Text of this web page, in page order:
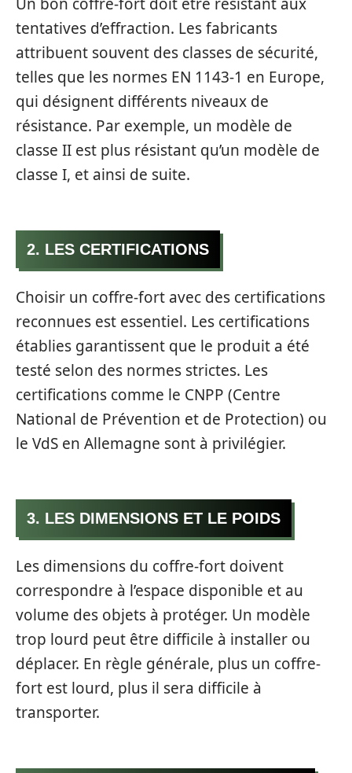
tentatives d’effraction. Les fabricants
attribuent souvent des classes de sécurité,
telles que les normes EN 1143-1 en Europe,
qui désignent différents niveaux de
résistance. Par exemple, un modèle de
classe II est plus résistant qu’un modèle de
classe I, et ainsi de suite.
2. LES CERTIFICATIONS
Choisir un coffre-fort avec des certifications
reconnues est essentiel. Les certifications
établies garantissent que le produit a été
testé selon des normes strictes. Les
certifications comme le CNPP (Centre
National de Prévention et de Protection) ou
le VdS en Allemagne sont à privilégier.
3. LES DIMENSIONS ET LE POIDS
Les dimensions du coffre-fort doivent
correspondre à l’espace disponible et au
volume des objets à protéger. Un modèle
trop lourd peut être difficile à installer ou
déplacer. En règle générale, plus un coffre-
fort est lourd, plus il sera difficile à
transporter.